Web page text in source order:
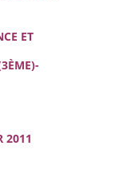
ET
2011